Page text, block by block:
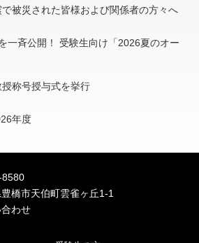
被災された皆様および関係者の方々へ
一斉公開！ 受験生向け「2026夏のオー
称号授与式を挙行
年度
8580
橋市天伯町雲雀ヶ丘1-1
わせ